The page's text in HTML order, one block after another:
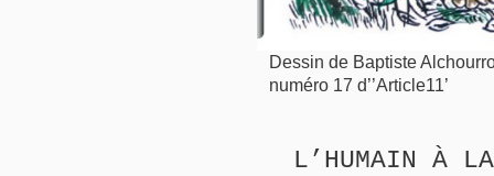
Dessin de Baptiste
numéro 17 d’’Article11’
L’HUMAIN À